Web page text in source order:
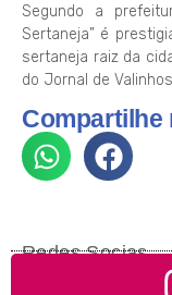
Segundo a
Sertaneja” é
sertaneja raiz da
do Jornal de
Redes Socias